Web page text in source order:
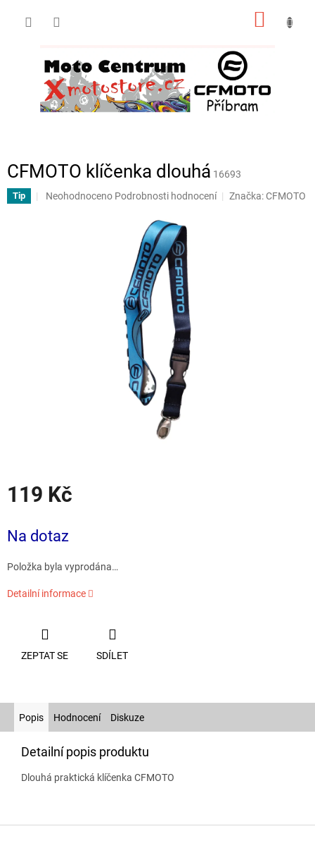
CFMOTO klíčenka dlouhá 16693
Tip
Průměrné
Neohodnoceno Podrobnosti hodnocení Značka:CFMOTO
119 Kč
cena:
Na dotaz
Položka byla vyprodána…
Detailní informace
ZEPTAT SE SDÍLET
Popis Hodnocení Diskuze
Detailní popis produktu
Dlouhá praktická klíčenka CFMOTO